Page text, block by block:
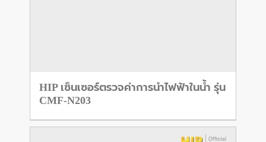
HIP เซ็นเซอร์ตรวจค่าการนำไฟฟ้าในน้ำ รุ่น
CMF-N203